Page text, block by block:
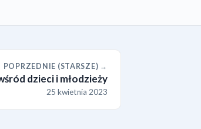
POPRZEDNIE (STARSZE) →
dzieci i młodzieży
25 kwietnia 2023